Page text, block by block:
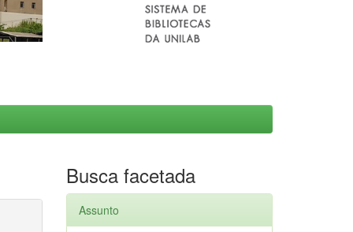
Busca facetada
Assunto